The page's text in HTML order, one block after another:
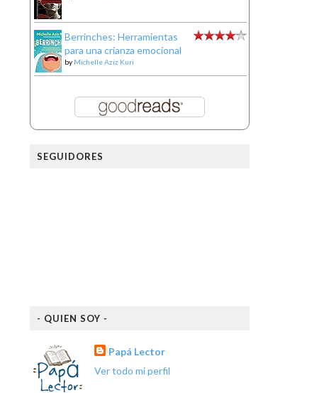
Berrinches: Herramientas
para una crianza emocional
by Michelle Aziz Kuri
SEGUIDORES
- QUIEN SOY -
Papá Lector
Ver todo mi perfil